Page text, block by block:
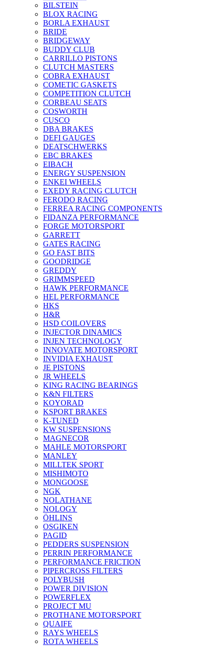
BILSTEIN
BLOX RACING
BORLA EXHAUST
BRIDE
BRIDGEWAY
BUDDY CLUB
CARRILLO PISTONS
CLUTCH MASTERS
COBRA EXHAUST
COMETIC GASKETS
COMPETITION CLUTCH
CORBEAU SEATS
COSWORTH
CUSCO
DBA BRAKES
DEFI GAUGES
DEATSCHWERKS
EBC BRAKES
EIBACH
ENERGY SUSPENSION
ENKEI WHEELS
EXEDY RACING CLUTCH
FERODO RACING
FERREA RACING COMPONENTS
FIDANZA PERFORMANCE
FORGE MOTORSPORT
GARRETT
GATES RACING
GO FAST BITS
GOODRIDGE
GREDDY
GRIMMSPEED
HAWK PERFORMANCE
HEL PERFORMANCE
HKS
H&R
HSD COILOVERS
INJECTOR DINAMICS
INJEN TECHNOLOGY
INNOVATE MOTORSPORT
INVIDIA EXHAUST
JE PISTONS
JR WHEELS
KING RACING BEARINGS
K&N FILTERS
KOYORAD
KSPORT BRAKES
K-TUNED
KW SUSPENSIONS
MAGNECOR
MAHLE MOTORSPORT
MANLEY
MILLTEK SPORT
MISHIMOTO
MONGOOSE
NGK
NOLATHANE
NOLOGY
ÖHLINS
OSGIKEN
PAGID
PEDDERS SUSPENSION
PERRIN PERFORMANCE
PERFORMANCE FRICTION
PIPERCROSS FILTERS
POLYBUSH
POWER DIVISION
POWERFLEX
PROJECT MU
PROTHANE MOTORSPORT
QUAIFE
RAYS WHEELS
ROTA WHEELS